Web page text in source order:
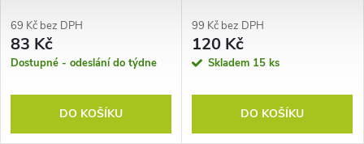
69 Kč bez DPH
83 Kč
Dostupné - odeslání do týdne
DO KOŠÍKU
99 Kč bez DPH
120 Kč
Skladem 15 ks
DO KOŠÍKU